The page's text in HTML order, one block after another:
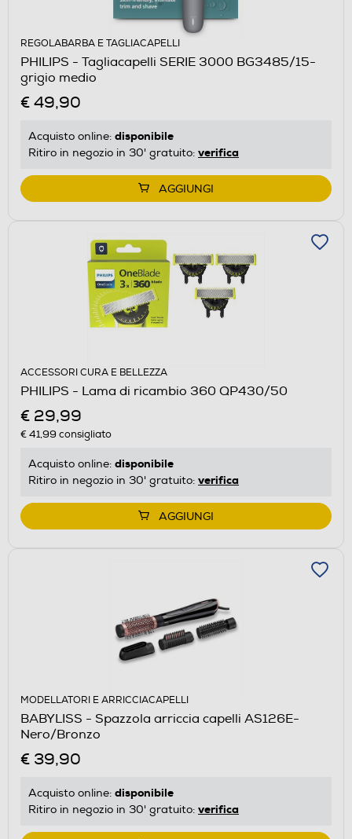
REGOLABARBA E TAGLIACAPELLI
PHILIPS - Tagliacapelli SERIE 3000 BG3485/15-
grigio medio
€ 49,90
Acquisto online: disponibile
Ritiro in negozio in 30' gratuito: verifica
AGGIUNGI
ACCESSORI CURA E BELLEZZA
PHILIPS - Lama di ricambio 360 QP430/50
€ 29,99
€ 41,99 consigliato
Acquisto online: disponibile
Ritiro in negozio in 30' gratuito: verifica
AGGIUNGI
MODELLATORI E ARRICCIACAPELLI
BABYLISS - Spazzola arriccia capelli AS126E-
Nero/Bronzo
€ 39,90
Acquisto online: disponibile
Ritiro in negozio in 30' gratuito: verifica